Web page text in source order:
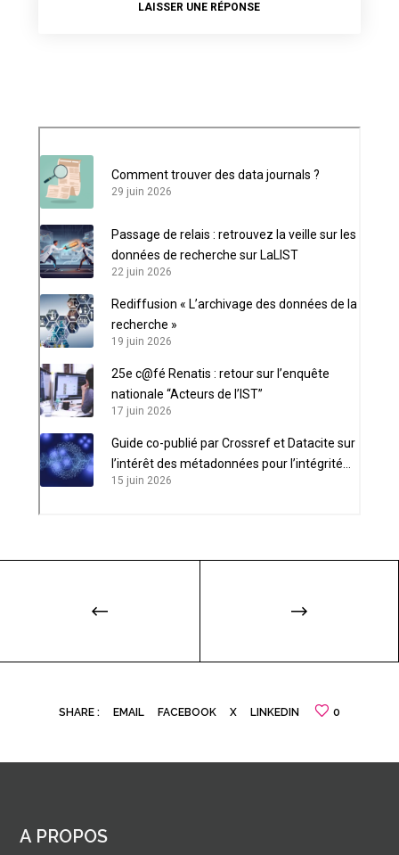
LAISSER UNE RÉPONSE
Comment trouver des data journals ?
29 juin 2026
Passage de relais : retrouvez la veille sur les
données de recherche sur LaLIST
22 juin 2026
Rediffusion « L’archivage des données de la
recherche »
19 juin 2026
25e c@fé Renatis : retour sur l’enquête
nationale “Acteurs de l’IST”
17 juin 2026
Guide co-publié par Crossref et Datacite sur
l’intérêt des métadonnées pour l’intégrité
scientifique
15 juin 2026
SHARE : EMAIL FACEBOOK X LINKEDIN 0
A PROPOS